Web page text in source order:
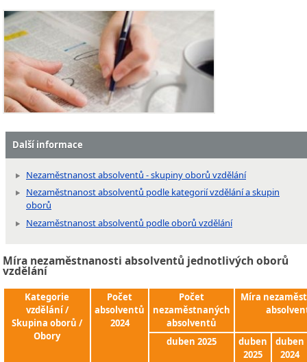
Další informace
Nezaměstnanost absolventů - skupiny oborů vzdělání
Nezaměstnanost absolventů podle kategorií vzdělání a skupin
oborů
Nezaměstnanost absolventů podle oborů vzdělání
Míra nezaměstnanosti absolventů jednotlivých oborů
vzdělání
Kategorie
vzdělání /
Skupina oborů /
Obory
Počet
absolventů
2024
Počet
nezaměstnaných
absolventů
Míra
duben 2025
duben
2025
duben
2024